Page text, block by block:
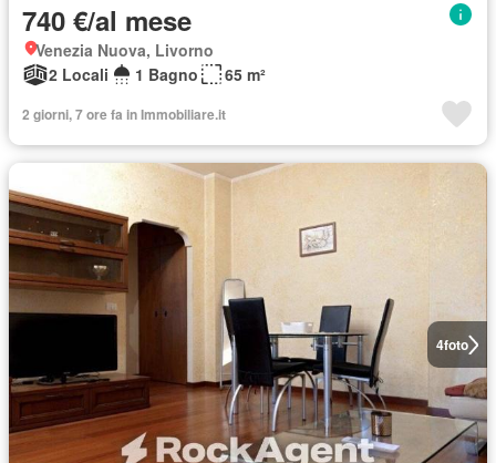
740 €/al mese
Venezia Nuova, Livorno
2 Locali
1 Bagno 65 m²
2 giorni, 7 ore fa in Immobiliare.it
4foto